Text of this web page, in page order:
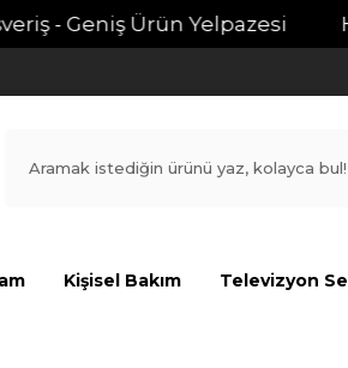
- Geniş Ürün Yelpazesi
Kişisel Bakım Televizyon